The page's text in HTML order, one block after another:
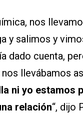
nos
y salimos y
dado cuenta,
llevábamos
ni yo estamos
relación“, dijo